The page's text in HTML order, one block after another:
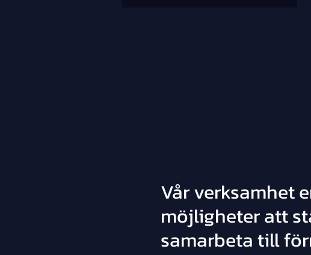
Vår verksamhet
möjligheter att
samarbeta till